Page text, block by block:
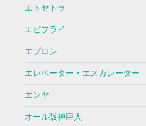
エトセトラ
エビフライ
エプロン
エレベーター・エスカレーター
エンヤ
オール阪神巨人